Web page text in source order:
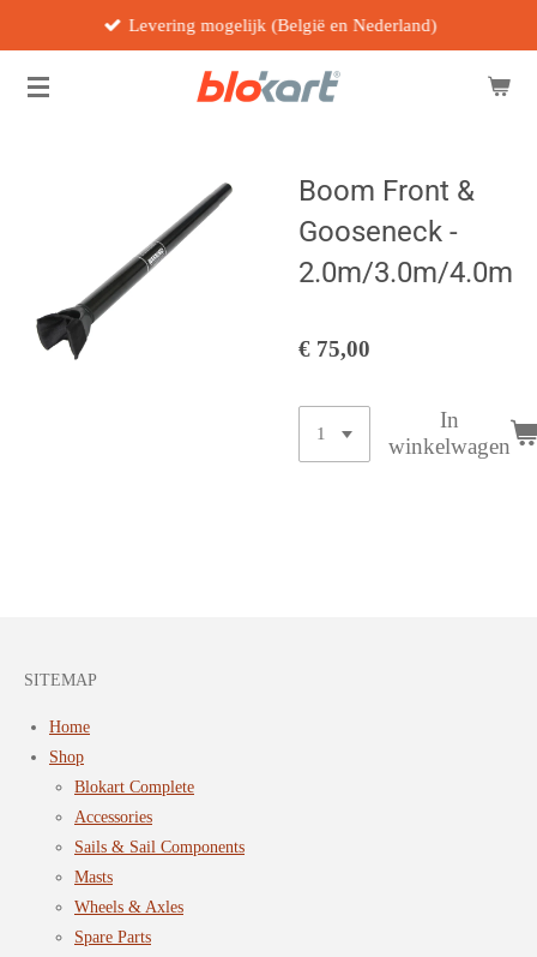
naar
Levering mogelijk (België en Nederland)
Boom Front &
Gooseneck -
2.0m/3.0m/4.0m
€ 75,00
In
winkelwagen
SITEMAP
Home
Shop
Blokart Complete
Accessories
Sails & Sail Components
Masts
Wheels & Axles
Spare Parts